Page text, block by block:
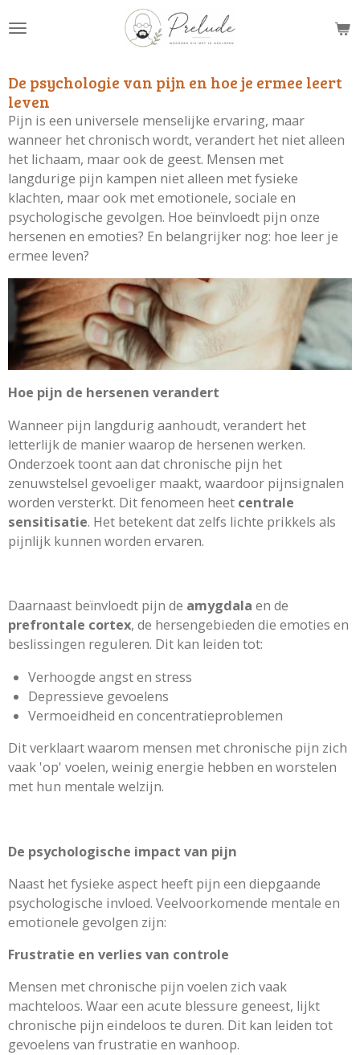
direct
de
hoofdinhoud
De psychologie van pijn en hoe je ermee leert
leven
Pijn is een universele menselijke ervaring, maar
wanneer het chronisch wordt, verandert het niet alleen
het lichaam, maar ook de geest. Mensen met
langdurige pijn kampen niet alleen met fysieke
klachten, maar ook met emotionele, sociale en
psychologische gevolgen. Hoe beïnvloedt pijn onze
hersenen en emoties? En belangrijker nog: hoe leer je
ermee leven?
Hoe pijn de hersenen verandert
Wanneer pijn langdurig aanhoudt, verandert het
letterlijk de manier waarop de hersenen werken.
Onderzoek toont aan dat chronische pijn het
zenuwstelsel gevoeliger maakt, waardoor pijnsignalen
worden versterkt. Dit fenomeen heet centrale
sensitisatie. Het betekent dat zelfs lichte prikkels als
pijnlijk kunnen worden ervaren.
Daarnaast beïnvloedt pijn de amygdala en de
prefrontale cortex, de hersengebieden die emoties en
beslissingen reguleren. Dit kan leiden tot:
Verhoogde angst en stress
Depressieve gevoelens
Vermoeidheid en concentratieproblemen
Dit verklaart waarom mensen met chronische pijn zich
vaak 'op' voelen, weinig energie hebben en worstelen
met hun mentale welzijn.
De psychologische impact van pijn
Naast het fysieke aspect heeft pijn een diepgaande
psychologische invloed. Veelvoorkomende mentale en
emotionele gevolgen zijn:
Frustratie en verlies van controle
Mensen met chronische pijn voelen zich vaak
machteloos. Waar een acute blessure geneest, lijkt
chronische pijn eindeloos te duren. Dit kan leiden tot
gevoelens van frustratie en wanhoop.